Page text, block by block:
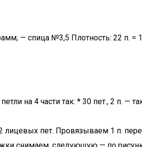
— спица №3,5 Плотность: 22 п. =
на 4 части так: * 30 пет., 2 п. —
лицевых пет. Провязываем 1 п.